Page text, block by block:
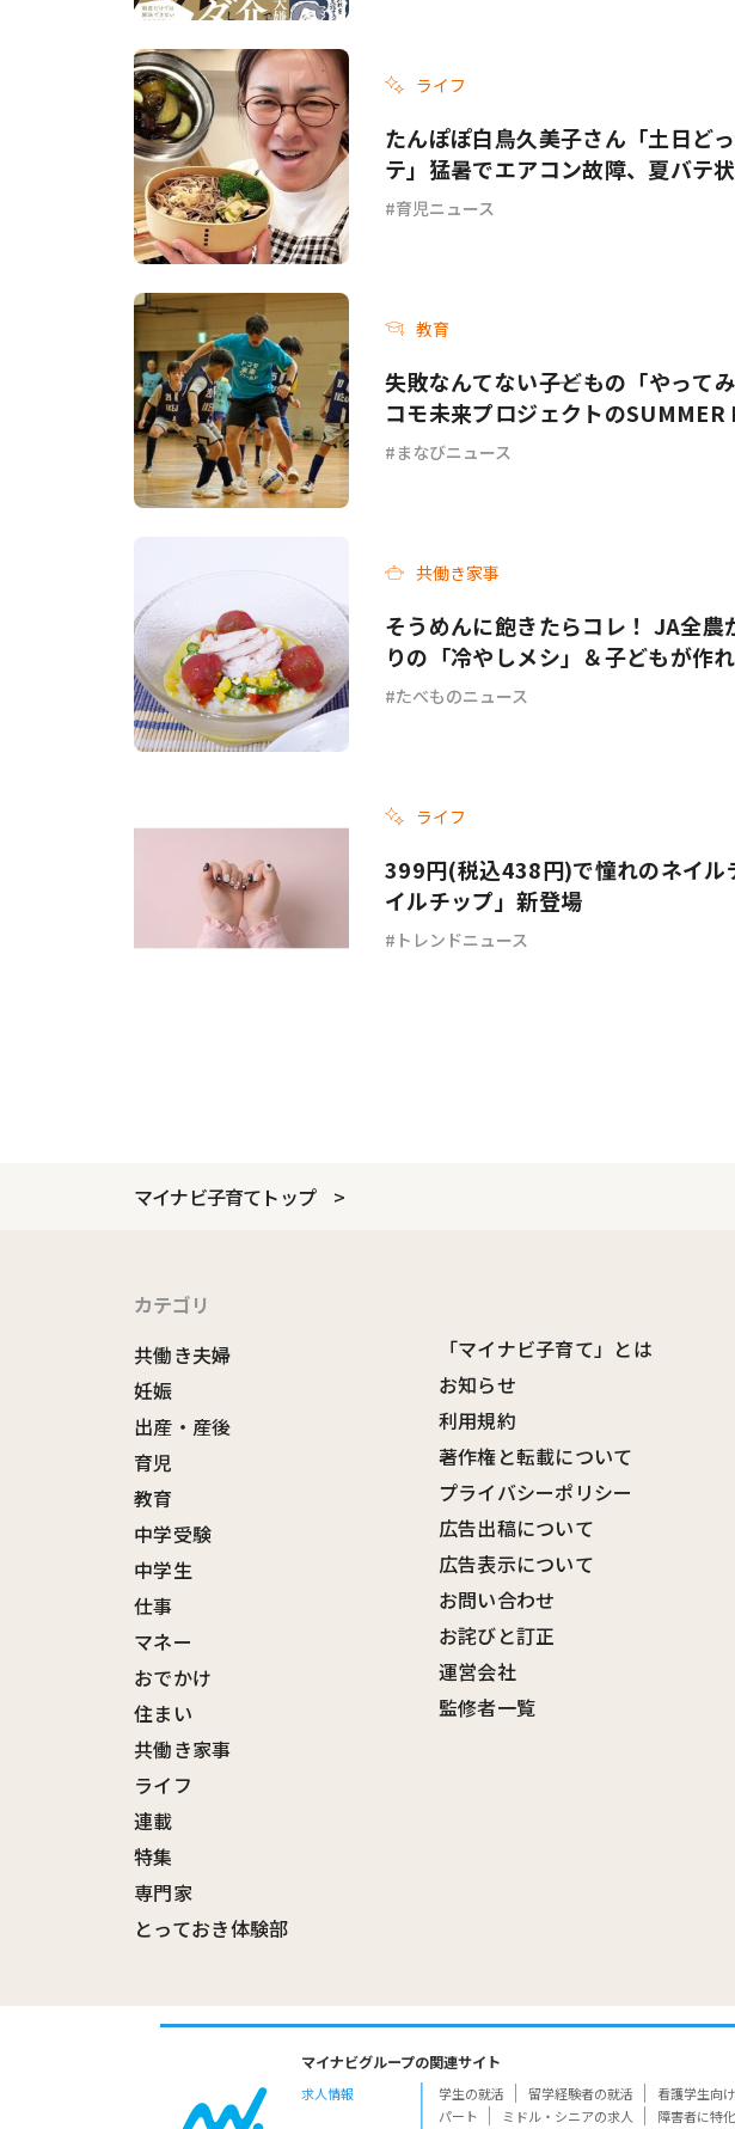
ライフ
たんぽぽ白鳥久美子さん「土日ど
テ」猛暑でエアコン故障、夏バテ
てて…」
育児ニュース
教育
失敗なんてない――子どもの「やっ
コモ未来プロジェクトのSUMMER
まなびニュース
共働き家事
そうめんに飽きたらコレ！ JA全
りの「冷やしメシ」＆子どもが作
チ」各3選
たべものニュース
ライフ
399円(税込438円)で憧れのネイ
イルチップ」新登場
トレンドニュース
マイナビ子育てトップ
カテゴリ
共働き夫婦
妊娠
出産・産後
育児
教育
中学受験
中学生
仕事
マネー
おでかけ
住まい
共働き家事
ライフ
連載
特集
専門家
とっておき体験部
「マイナビ子育て」とは
お知らせ
利用規約
著作権と転載について
プライバシーポリシー
広告出稿について
広告表示について
お問い合わせ
お詫びと訂正
運営会社
監修者一覧
マイナビグループの関連サイト
求人情報 学生の就活 留学経験者の就活 看護学生向け
パート
ミドル・シニアの求人 障害者に特